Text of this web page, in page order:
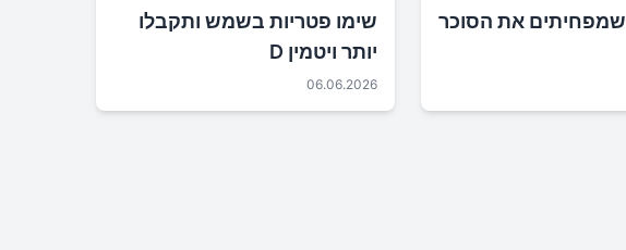
שמפחיתים את הסוכר
שימו פטריות בשמש ותקבלו
יותר ויטמין D
06.06.2026